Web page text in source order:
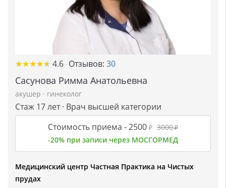
★★★★★
★★★★★ 4.6 Отзывов: 30
Сасунова Римма Анатольевна
акушер · гинеколог
Стаж 17 лет · Врач высшей категории
Стоимость приема -2500 ₽ 3000₽
-20% при записи через МОСГОРМЕД
Медицинский центр Частная Практика на Чистых
прудах